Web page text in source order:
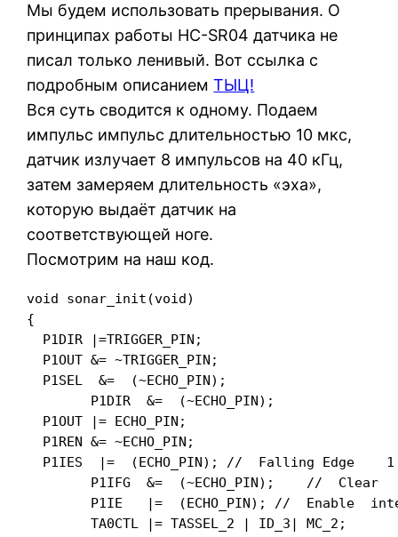
Мы будем использовать прерывания. О
принципах работы HC-SR04 датчика не
писал только ленивый. Вот ссылка с
подробным описаниемТЫЦ!
Вся суть сводится к одному. Подаем
импульс импульс длительностью 10 мкс,
датчик излучает 8 импульсов на 40 кГц,
затем замеряем длительность «эха»,
которую выдаёт датчик на
соответствующей ноге.
Посмотрим на наш код.
void sonar_init(void)
{
  P1DIR |=TRIGGER_PIN;
  P1OUT &= ~TRIGGER_PIN;
  P1SEL  &=  (~ECHO_PIN);
  P1OUT |= ECHO_PIN;
  P1REN &= ~ECHO_PIN;
P1IES  |=  (ECHO_PIN); //  Falling Edge
	TA0CTL |= TASSEL_2 | ID_3| MC_2;